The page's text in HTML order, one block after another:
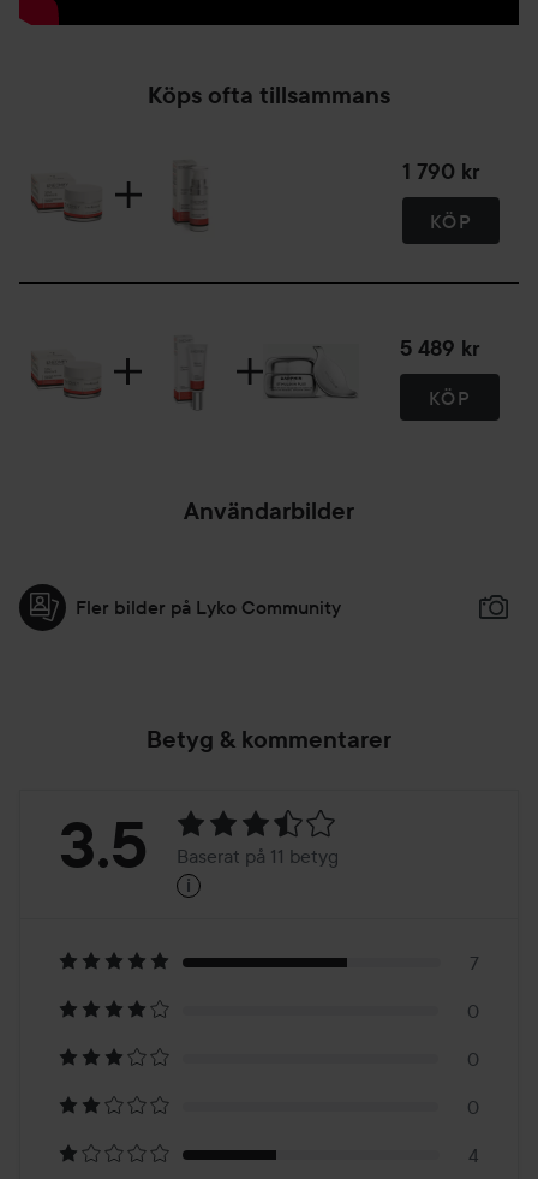
91% jämnare hudton
Köps ofta tillsammans
1 790 kr
KÖP
5 489 kr
KÖP
Användarbilder
Fler bilder på Lyko Community
Betyg & kommentarer
Betyg:
Baserat
på
11
betyg
3.5 Baserat på 11 betyg
i
7
0
0
0
4